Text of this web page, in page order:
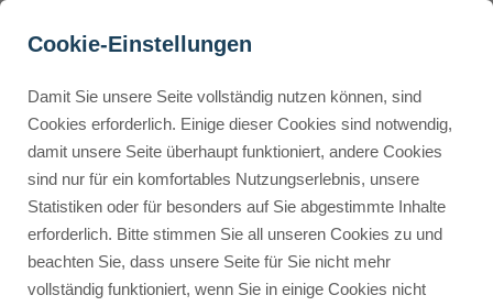
Buyer Personas erstellen
Landingpage optimieren
SEMrush Bewertung,
Übersicht, Preise und
Funktionen (2025)
Werbehinweis: Links mit Sternchen (*) sind Affiliate-Links. Kaufst
du darüber ein, erhalte ich eine Provision – ohne Mehrkosten für
dich.
Cookie-Einstellungen
Damit Sie unsere Seite vollständig nutzen können, sind
Cookies erforderlich. Einige dieser Cookies sind notwendig,
damit unsere Seite überhaupt funktioniert, andere Cookies
sind nur für ein komfortables Nutzungserlebnis, unsere
Statistiken oder für besonders auf Sie abgestimmte Inhalte
erforderlich. Bitte stimmen Sie all unseren Cookies zu und
beachten Sie, dass unsere Seite für Sie nicht mehr
vollständig funktioniert, wenn Sie in einige Cookies nicht